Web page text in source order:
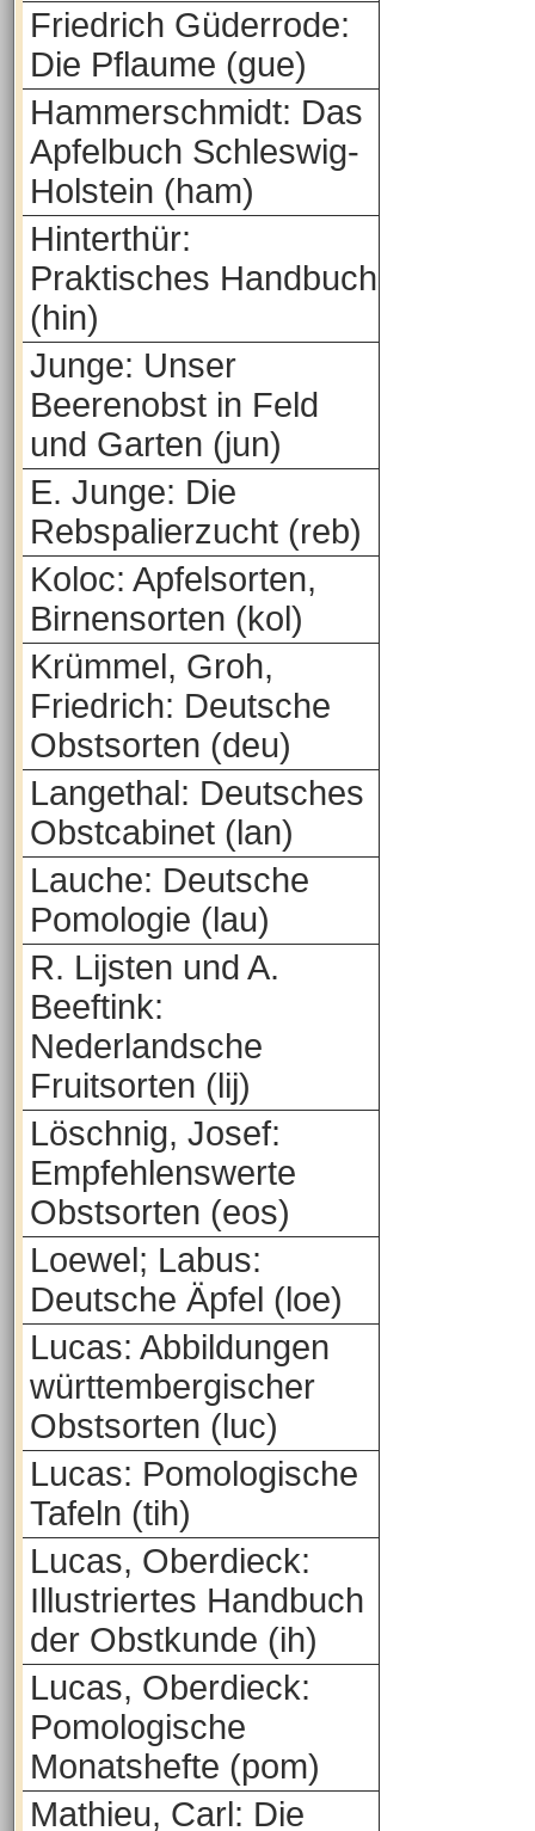
Friedrich Güderrode:
Die Pflaume (gue)
Hammerschmidt: Das
Apfelbuch Schleswig-
Holstein (ham)
Hinterthür:
Praktisches Handbuch
(hin)
Junge: Unser
Beerenobst in Feld
und Garten (jun)
E. Junge: Die
Rebspalierzucht (reb)
Koloc: Apfelsorten,
Birnensorten (kol)
Krümmel, Groh,
Friedrich: Deutsche
Obstsorten (deu)
Langethal: Deutsches
Obstcabinet (lan)
Lauche: Deutsche
Pomologie (lau)
R. Lijsten und A.
Beeftink:
Nederlandsche
Fruitsorten (lij)
Löschnig, Josef:
Empfehlenswerte
Obstsorten (eos)
Loewel; Labus:
Deutsche Äpfel (loe)
Lucas: Abbildungen
württembergischer
Obstsorten (luc)
Lucas: Pomologische
Tafeln (tih)
Lucas, Oberdieck:
Illustriertes Handbuch
der Obstkunde (ih)
Lucas, Oberdieck:
Pomologische
Monatshefte (pom)
Mathieu, Carl: Die